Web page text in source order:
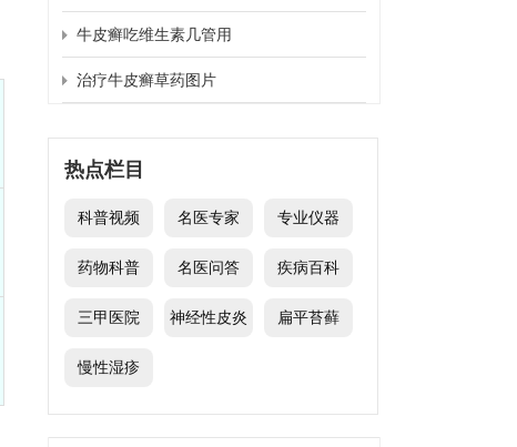
牛皮癣吃维生素几管用
治疗牛皮癣草药图片
热点栏目
科普视频 名医专家 专业仪器
药物科普 名医问答 疾病百科
三甲医院 神经性皮炎 扁平苔藓
慢性湿疹